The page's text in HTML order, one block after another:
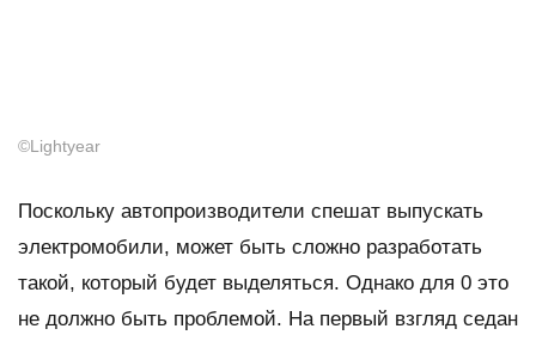
©Lightyear
Поскольку автопроизводители спешат выпускать
электромобили, может быть сложно разработать
такой, который будет выделяться. Однако для 0 это
не должно быть проблемой. На первый взгляд седан